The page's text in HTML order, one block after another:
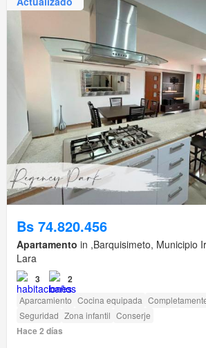
Bs 74.820.456
Apartamento in ,Barquisimeto, Municipio
Lara
3 2
Aparcamiento Cocina equipada
Seguridad Zona infantil Conserje
Hace 2 días